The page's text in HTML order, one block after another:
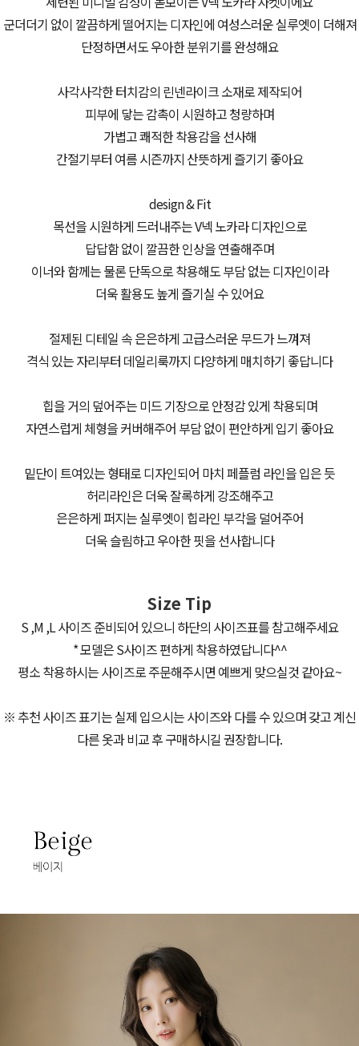
군더더기 없이 깔끔하게 떨어지는 디자인에 여성스러운 실루엣이 더해져
단정하면서도 우아한 분위기를 완성해요
사각사각한 터치감의 린넨라이크 소재로 제작되어
피부에 닿는 감촉이 시원하고 청량하며
가볍고 쾌적한 착용감을 선사해
간절기부터 여름 시즌까지 산뜻하게 즐기기 좋아요
design & Fit
목선을 시원하게 드러내주는 V넥 노카라 디자인으로
답답함 없이 깔끔한 인상을 연출해주며
이너와 함께는 물론 단독으로 착용해도 부담 없는 디자인이라
더욱 활용도 높게 즐기실 수 있어요
절제된 디테일 속 은은하게 고급스러운 무드가 느껴져
격식 있는 자리부터 데일리룩까지 다양하게 매치하기 좋답니다
힙을 거의 덮어주는 미드 기장으로 안정감 있게 착용되며
자연스럽게 체형을 커버해주어 부담 없이 편안하게 입기 좋아요
밑단이 트여있는 형태로 디자인되어 마치 페플럼 라인을 입은 듯
허리라인은 더욱 잘록하게 강조해주고
은은하게 퍼지는 실루엣이 힙라인 부각을 덜어주어
더욱 슬림하고 우아한 핏을 선사합니다
Size Tip
S ,M ,L 사이즈 준비되어 있으니 하단의 사이즈표를 참고해주세요
* 모델은 S사이즈 편하게 착용하였답니다^^
평소 착용하시는 사이즈로 주문해주시면 예쁘게 맞으실것 같아요~
※ 추천 사이즈 표기는 실제 입으시는 사이즈와 다를 수 있으며 갖고 계신
다른 옷과 비교 후 구매하시길 권장합니다.